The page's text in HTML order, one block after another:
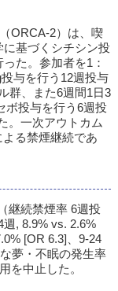
ORCA-2）は、喫
基づくシチシン投
た。参加者を1：
与を行う12週投与
群、また6週間1日3
ボ投与を行う6週投
。一次アウトカム
る禁煙継続であ
継続禁煙率 6週投
, 8.9% vs. 2.6%
[OR 6.3]、9-24
夢・不眠の発生率
を中止した。